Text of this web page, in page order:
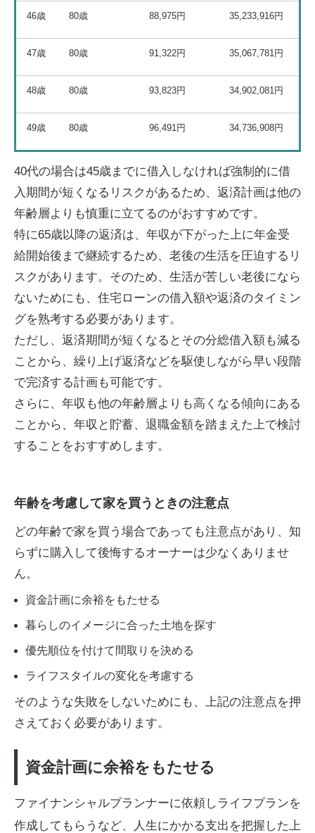
46歳 80歳 88,975円 35,233,916円
47歳 80歳 91,322円 35,067,781円
48歳 80歳 93,823円 34,902,081円
49歳 80歳 96,491円 34,736,908円
40代の場合は45歳までに借入しなければ強制的に借
入期間が短くなるリスクがあるため、返済計画は他の
年齢層よりも慎重に立てるのがおすすめです。
特に65歳以降の返済は、年収が下がった上に年金受
給開始後まで継続するため、老後の生活を圧迫するリ
スクがあります。そのため、生活が苦しい老後になら
ないためにも、住宅ローンの借入額や返済のタイミン
グを熟考する必要があります。
ただし、返済期間が短くなるとその分総借入額も減る
ことから、繰り上げ返済などを駆使しながら早い段階
で完済する計画も可能です。
さらに、年収も他の年齢層よりも高くなる傾向にある
ことから、年収と貯蓄、退職金額を踏まえた上で検討
することをおすすめします。
年齢を考慮して家を買うときの注意点
どの年齢で家を買う場合であっても注意点があり、知
らずに購入して後悔するオーナーは少なくありませ
ん。
資金計画に余裕をもたせる
暮らしのイメージに合った土地を探す
優先順位を付けて間取りを決める
ライフスタイルの変化を考慮する
そのような失敗をしないためにも、上記の注意点を押
さえておく必要があります。
資金計画に余裕をもたせる
ファイナンシャルプランナーに依頼しライフプランを
作成してもらうなど、人生にかかる支出を把握した上